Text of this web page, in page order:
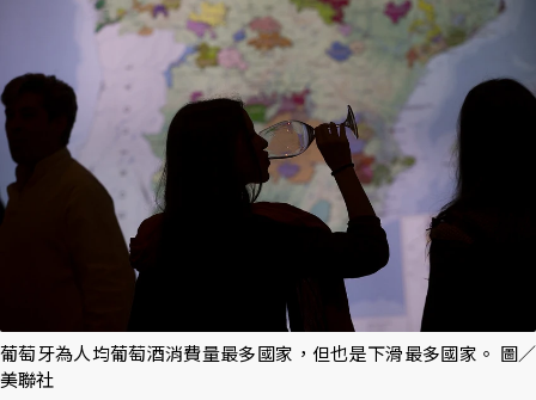
葡萄牙為人均葡萄酒消費量最多國家，但也是下滑最多國家。 圖／
美聯社